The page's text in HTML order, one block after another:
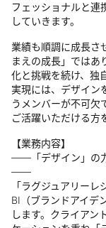
フェッショナルと連
していきます。
業績も順調に成長さ
まえの成長」ではあ
化と挑戦を続け、独
実現には、デザイン
うメンバーが不可欠
ご活躍いただける方
【業務内容】
――「デザイン」の
――
「ラグジュアリー
BI（ブランドアイデ
します。クライアン